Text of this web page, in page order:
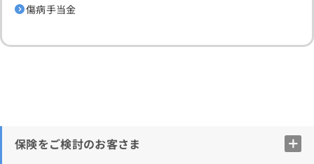
傷病手当金
保険をご検討のお客さま